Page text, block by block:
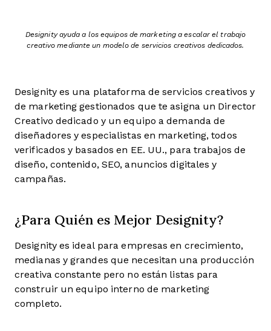
Designity ayuda a los equipos de marketing a escalar el trabajo
creativo mediante un modelo de servicios creativos dedicados.
Designity es una plataforma de servicios creativos y
de marketing gestionados que te asigna un Director
Creativo dedicado y un equipo a demanda de
diseñadores y especialistas en marketing, todos
verificados y basados en EE. UU., para trabajos de
diseño, contenido, SEO, anuncios digitales y
campañas.
¿Para Quién es Mejor Designity?
Designity es ideal para empresas en crecimiento,
medianas y grandes que necesitan una producción
creativa constante pero no están listas para
construir un equipo interno de marketing
completo.